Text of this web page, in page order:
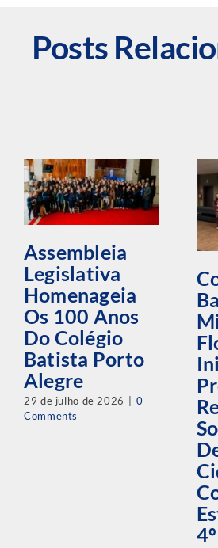
Posts
Assembleia
Legislativa
Homenageia
Os 100 Anos
Do Colégio
Batista Porto
Alegre
29 de julho de 2026
0
Comments